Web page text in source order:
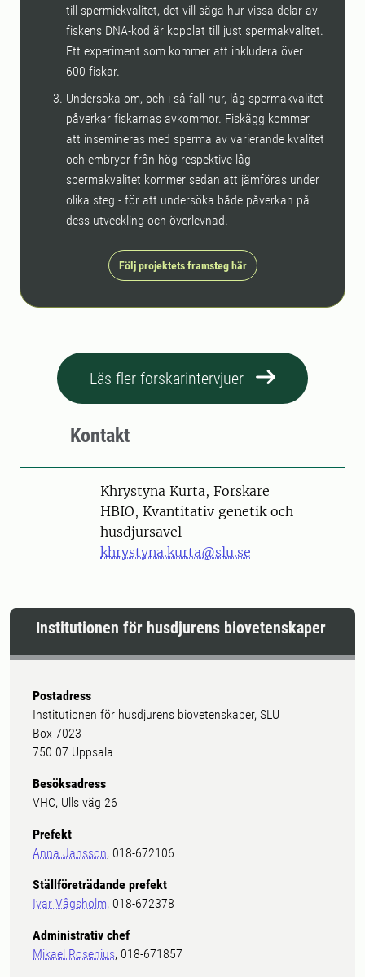
till spermiekvalitet, det vill säga hur vissa delar av
fiskens DNA-kod är kopplat till just spermakvalitet.
Ett experiment som kommer att inkludera över
600 fiskar.
Undersöka om, och i så fall hur, låg spermakvalitet
påverkar fiskarnas avkommor. Fiskägg kommer
att insemineras med sperma av varierande kvalitet
och embryor från hög respektive låg
spermakvalitet kommer sedan att jämföras under
olika steg - för att undersöka både påverkan på
dess utveckling och överlevnad.
Följ projektets framsteg här
Läs fler forskarintervjuer
Kontakt
PersonKhrystyna Kurta, Forskare
HBIO, Kvantitativ genetik och
husdjursavel
khrystyna.kurta@slu.se
Institutionen för husdjurens biovetenskaper
Postadress
Institutionen för husdjurens biovetenskaper, SLU
Box 7023
750 07 Uppsala
Besöksadress
VHC, Ulls väg 26
Prefekt
Anna Jansson, 018-672106
Ställföreträdande prefekt
Ivar Vågsholm, 018-672378
Administrativ chef
Mikael Rosenius, 018-671857